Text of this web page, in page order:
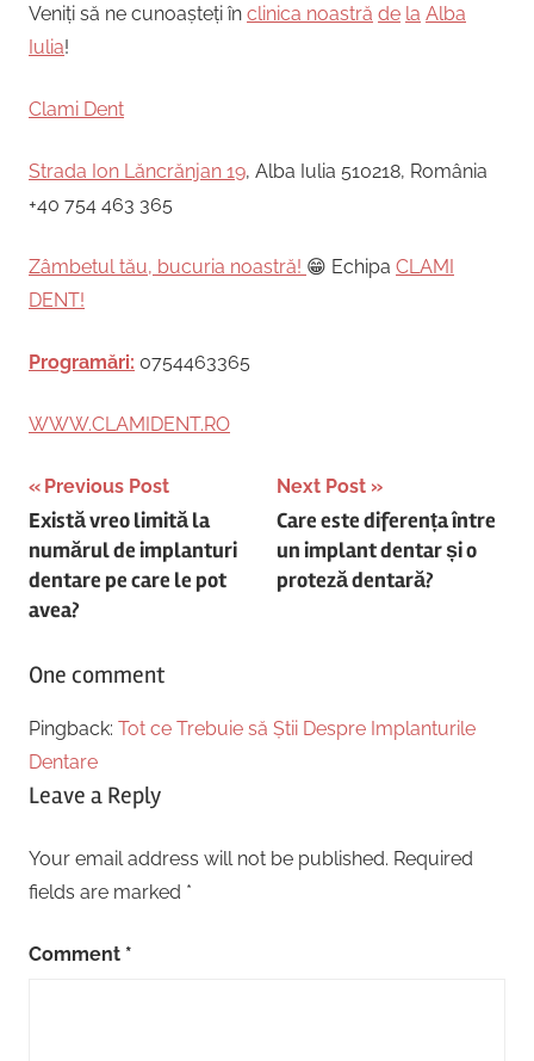
Veniți să ne cunoașteți în clinica noastră de la Alba
Iulia!
Clami Dent
Strada Ion Lăncrănjan 19, Alba Iulia 510218, România
+40 754 463 365
Zâmbetul tău, bucuria noastră! 😁 Echipa CLAMI
DENT!
Programări: 0754463365
WWW.CLAMIDENT.RO
Post
navigation
Previous Post
Există vreo limită la
numărul de implanturi
dentare pe care le pot
avea?
Next Post
Care este diferența între
un implant dentar și o
proteză dentară?
One comment
Pingback: Tot ce Trebuie să Știi Despre Implanturile
Dentare
Leave a Reply
Your email address will not be published. Required
fields are marked *
Comment *